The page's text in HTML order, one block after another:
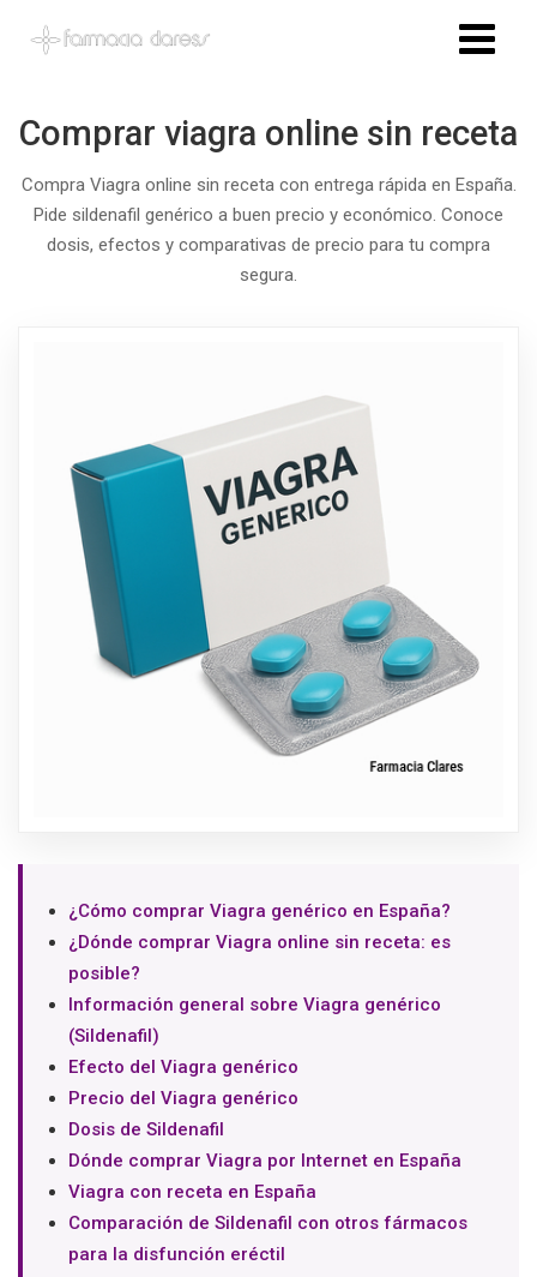
Comprar viagra online sin receta
Compra Viagra online sin receta con entrega rápida en España.
Pide sildenafil genérico a buen precio y económico. Conoce
dosis, efectos y comparativas de precio para tu compra
segura.
¿Cómo comprar Viagra genérico en España?
¿Dónde comprar Viagra online sin receta: es
posible?
Información general sobre Viagra genérico
(Sildenafil)
Efecto del Viagra genérico
Precio del Viagra genérico
Dosis de Sildenafil
Dónde comprar Viagra por Internet en España
Viagra con receta en España
Comparación de Sildenafil con otros fármacos
para la disfunción eréctil